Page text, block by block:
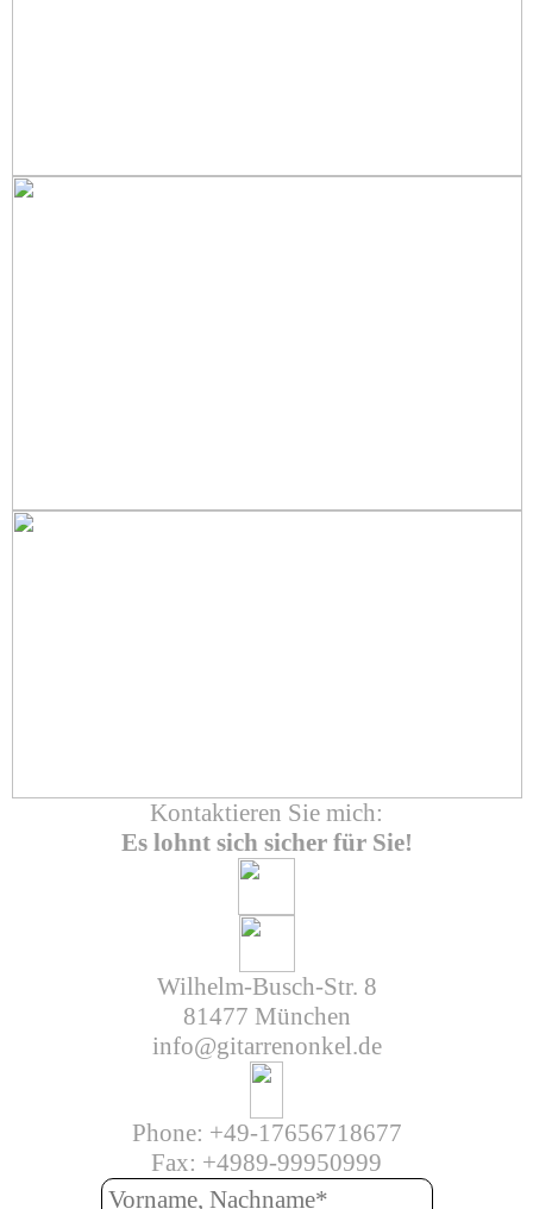
Kontaktieren Sie mich:
Es lohnt sich sicher für Sie!
Wilhelm-Busch-Str. 8
81477 München
info@gitarrenonkel.de
Phone: +49-17656718677
Fax: +4989-99950999